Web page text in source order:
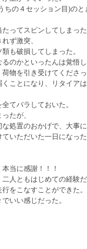
ちの４セッション目)のと
ってスピンしてしまっ
ず激突、
も破損してしまった。
のかといったんは覚悟
物を引き受けてくださ
ことになり、リタイア
てバラしておいた。
たが、
処置のおかげで、大事
いただいた一日になっ
当に感謝！！！
人ともはじめての経験
をこなすことができた。
いい感じだった。